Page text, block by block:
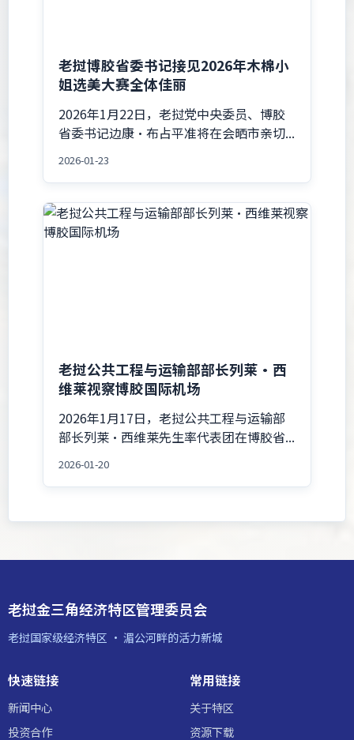
老挝博胶省委书记接见2026年木棉小
姐选美大赛全体佳丽
2026年1月22日，老挝党中央委员、博胶
省委书记边康·布占平准将在会晒市亲切...
2026-01-23
老挝公共工程与运输部部长列莱·西
维莱视察博胶国际机场
2026年1月17日，老挝公共工程与运输部
部长列莱·西维莱先生率代表团在博胶省...
2026-01-20
老挝金三角经济特区管理委员会
老挝国家级经济特区 · 湄公河畔的活力新城
快速链接
新闻中心
投资合作
常用链接
关于特区
资源下载